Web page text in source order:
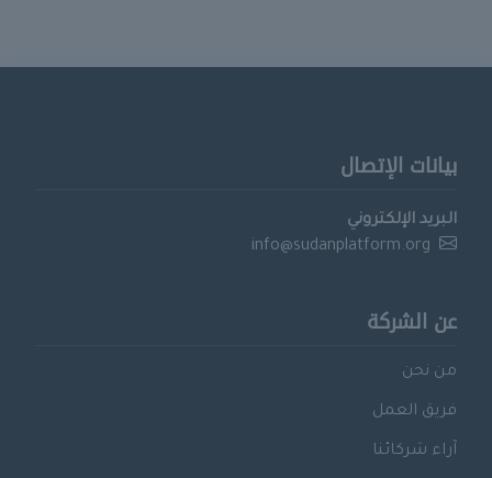
بيانات الإتصال
البريد الإلكتروني
info@sudanplatform.org
عن الشركة
من نحن
فريق العمل
آراء شركائنا